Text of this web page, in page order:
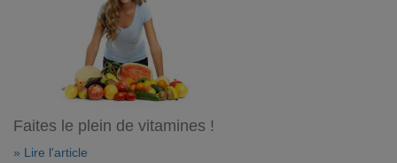
Faites le plein de vitamines !
» Lire l'article